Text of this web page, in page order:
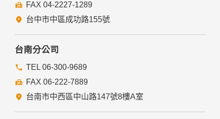
FAX 04-2227-1289
台中市中區成功路155號
台南分公司
TEL 06-300-9689
FAX 06-222-7889
台南市中西區中山路147號8樓A室